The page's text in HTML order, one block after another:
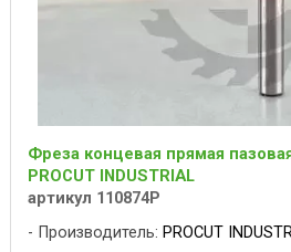
Фреза концевая прямая
PROCUT INDUSTRIAL
артикул 110874P
Производитель: PROCUT